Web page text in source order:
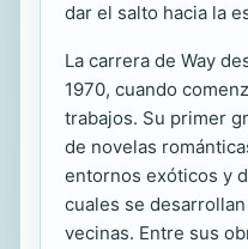
dar el salto hacia la
La carrera de Way
1970, cuando
trabajos. Su primer
de novelas
entornos exóticos y
cuales se
vecinas. Entre sus